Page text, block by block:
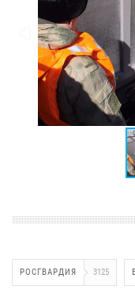
РОСГВАРДИЯ 3125